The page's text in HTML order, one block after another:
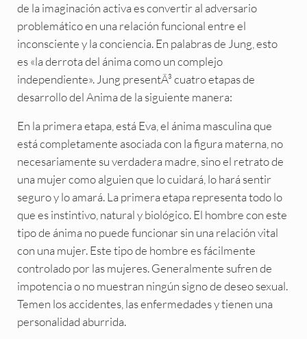
de la imaginación activa es convertir al adversario
problemático en una relación funcional entre el
inconsciente y la conciencia. En palabras de Jung, esto
es «la derrota del ánima como un complejo
independiente». Jung presentÃ³ cuatro etapas de
desarrollo del Anima de la siguiente manera:
En la primera etapa, está Eva, el ánima masculina que
está completamente asociada con la figura materna, no
necesariamente su verdadera madre, sino el retrato de
una mujer como alguien que lo cuidará, lo hará sentir
seguro y lo amará. La primera etapa representa todo lo
que es instintivo, natural y biológico. El hombre con este
tipo de ánima no puede funcionar sin una relación vital
con una mujer. Este tipo de hombre es fácilmente
controlado por las mujeres. Generalmente sufren de
impotencia o no muestran ningún signo de deseo sexual.
Temen los accidentes, las enfermedades y tienen una
personalidad aburrida.